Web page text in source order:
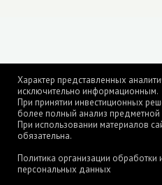
Характер представленных
исключительно информационным.
При принятии инвестиционных
более полный анализ предметной
При использовании материалов
обязательна.
Политика организации обработки
персональных данных